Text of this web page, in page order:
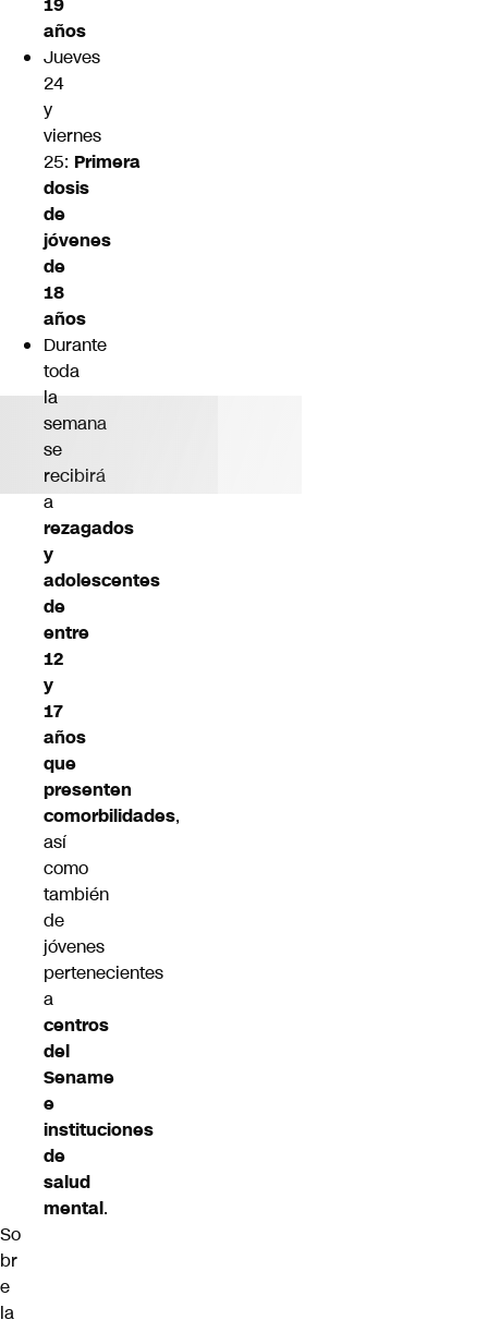
años
Jueves
24
y
viernes
25: Primera
dosis
de
jóvenes
de
18
años
Durante
toda
la
semana
se
recibirá
a
rezagados
y
adolescentes
de
entre
12
y
17
años
que
presenten
comorbilidades,
así
como
también
de
jóvenes
pertenecientes
a
centros
del
Sename
e
instituciones
de
salud
mental.
So
br
e
la